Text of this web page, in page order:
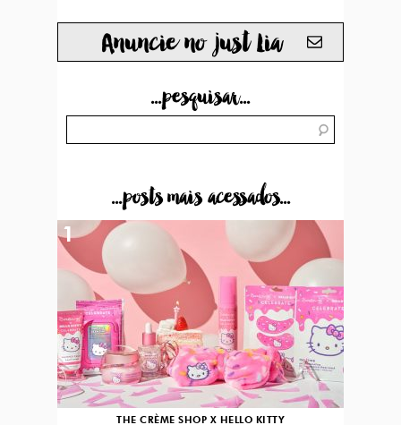
Anuncie no just Lia
...pesquisar...
...posts mais acessados...
THE CRÈME SHOP X HELLO KITTY
1